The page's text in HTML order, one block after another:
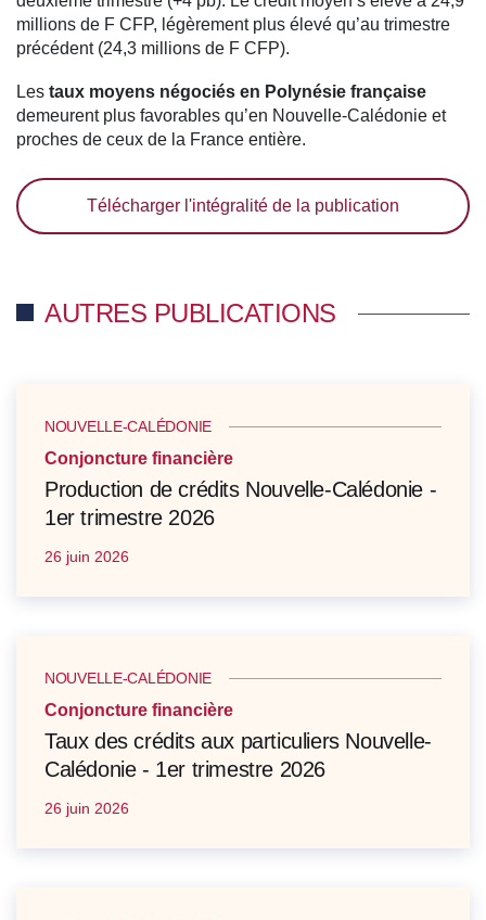
millions de F CFP, légèrement plus élevé qu’au trimestre
précédent (24,3 millions de F CFP).
Les taux moyens négociés en Polynésie française
demeurent plus favorables qu’en Nouvelle-Calédonie et
proches de ceux de la France entière.
Télécharger l'intégralité de la publication
AUTRES PUBLICATIONS
NOUVELLE-CALÉDONIE
Conjoncture financière
Production de crédits Nouvelle-Calédonie -
1er trimestre 2026
26 juin 2026
NOUVELLE-CALÉDONIE
Conjoncture financière
Taux des crédits aux particuliers Nouvelle-
Calédonie - 1er trimestre 2026
26 juin 2026